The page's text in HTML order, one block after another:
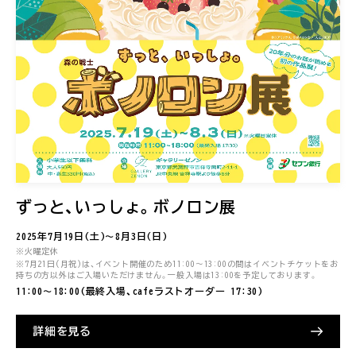
ずっと、いっしょ。ボノロン展
2025年7月19日(土)〜8月3日(日)
※火曜定休
※7月21日(月祝)は、イベント開催のため11:00〜13:00の間はイベントチケットをお
持ちの方以外はご入場いただけません。一般入場は13:00を予定しております。
11:00〜18:00(最終入場、cafeラストオーダー 17:30)
詳細を見る